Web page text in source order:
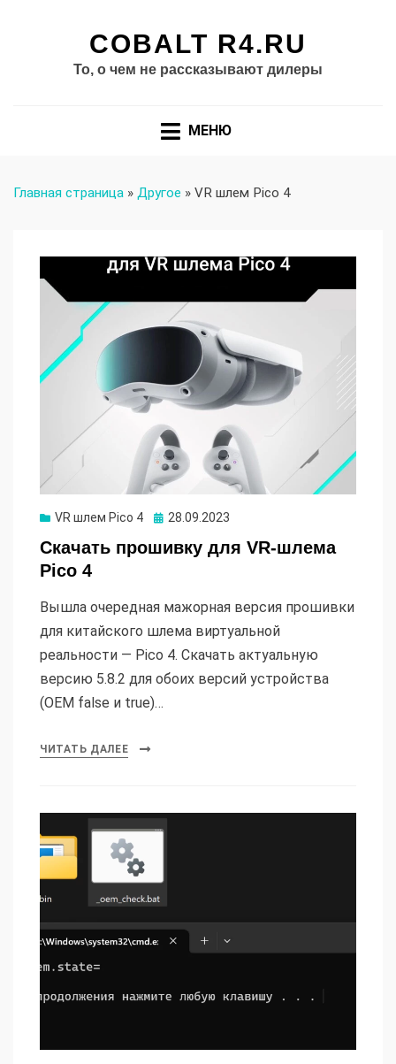
COBALT R4.RU
То, о чем не рассказывают дилеры
МЕНЮ
Главная страница » Другое » VR шлем Pico 4
VR шлем Pico 4 Опубликовано
28.09.2023
Скачать прошивку для VR-шлема
Pico 4
Вышла очередная мажорная версия прошивки
для китайского шлема виртуальной
реальности — Pico 4. Скачать актуальную
версию 5.8.2 для обоих версий устройства
(OEM false и true)…
ЧИТАТЬ ДАЛЕЕ